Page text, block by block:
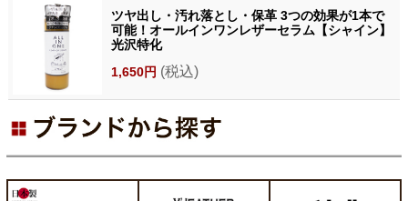
ツヤ出し・汚れ落とし・保革 3つの効果が1本で
可能！オールインワンレザーセラム【シャイン】
光沢特化
1,650円 (税込)